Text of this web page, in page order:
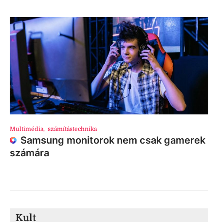
Multimédia, számítástechnika
Samsung monitorok nem csak gamerek
számára
Kult